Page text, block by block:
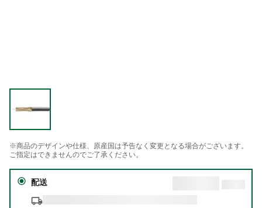
※商品のデザインや仕様、原産国は予告なく変更となる場合がございます。
ご指定はできませんのでご了承ください。
配送